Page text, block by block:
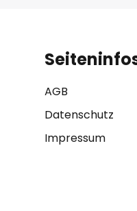
AGB
Datenschutz
Impressum